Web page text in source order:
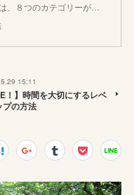
、８つのカテゴリーが…
15:11
！】時間を大切にするレベ
プの方法